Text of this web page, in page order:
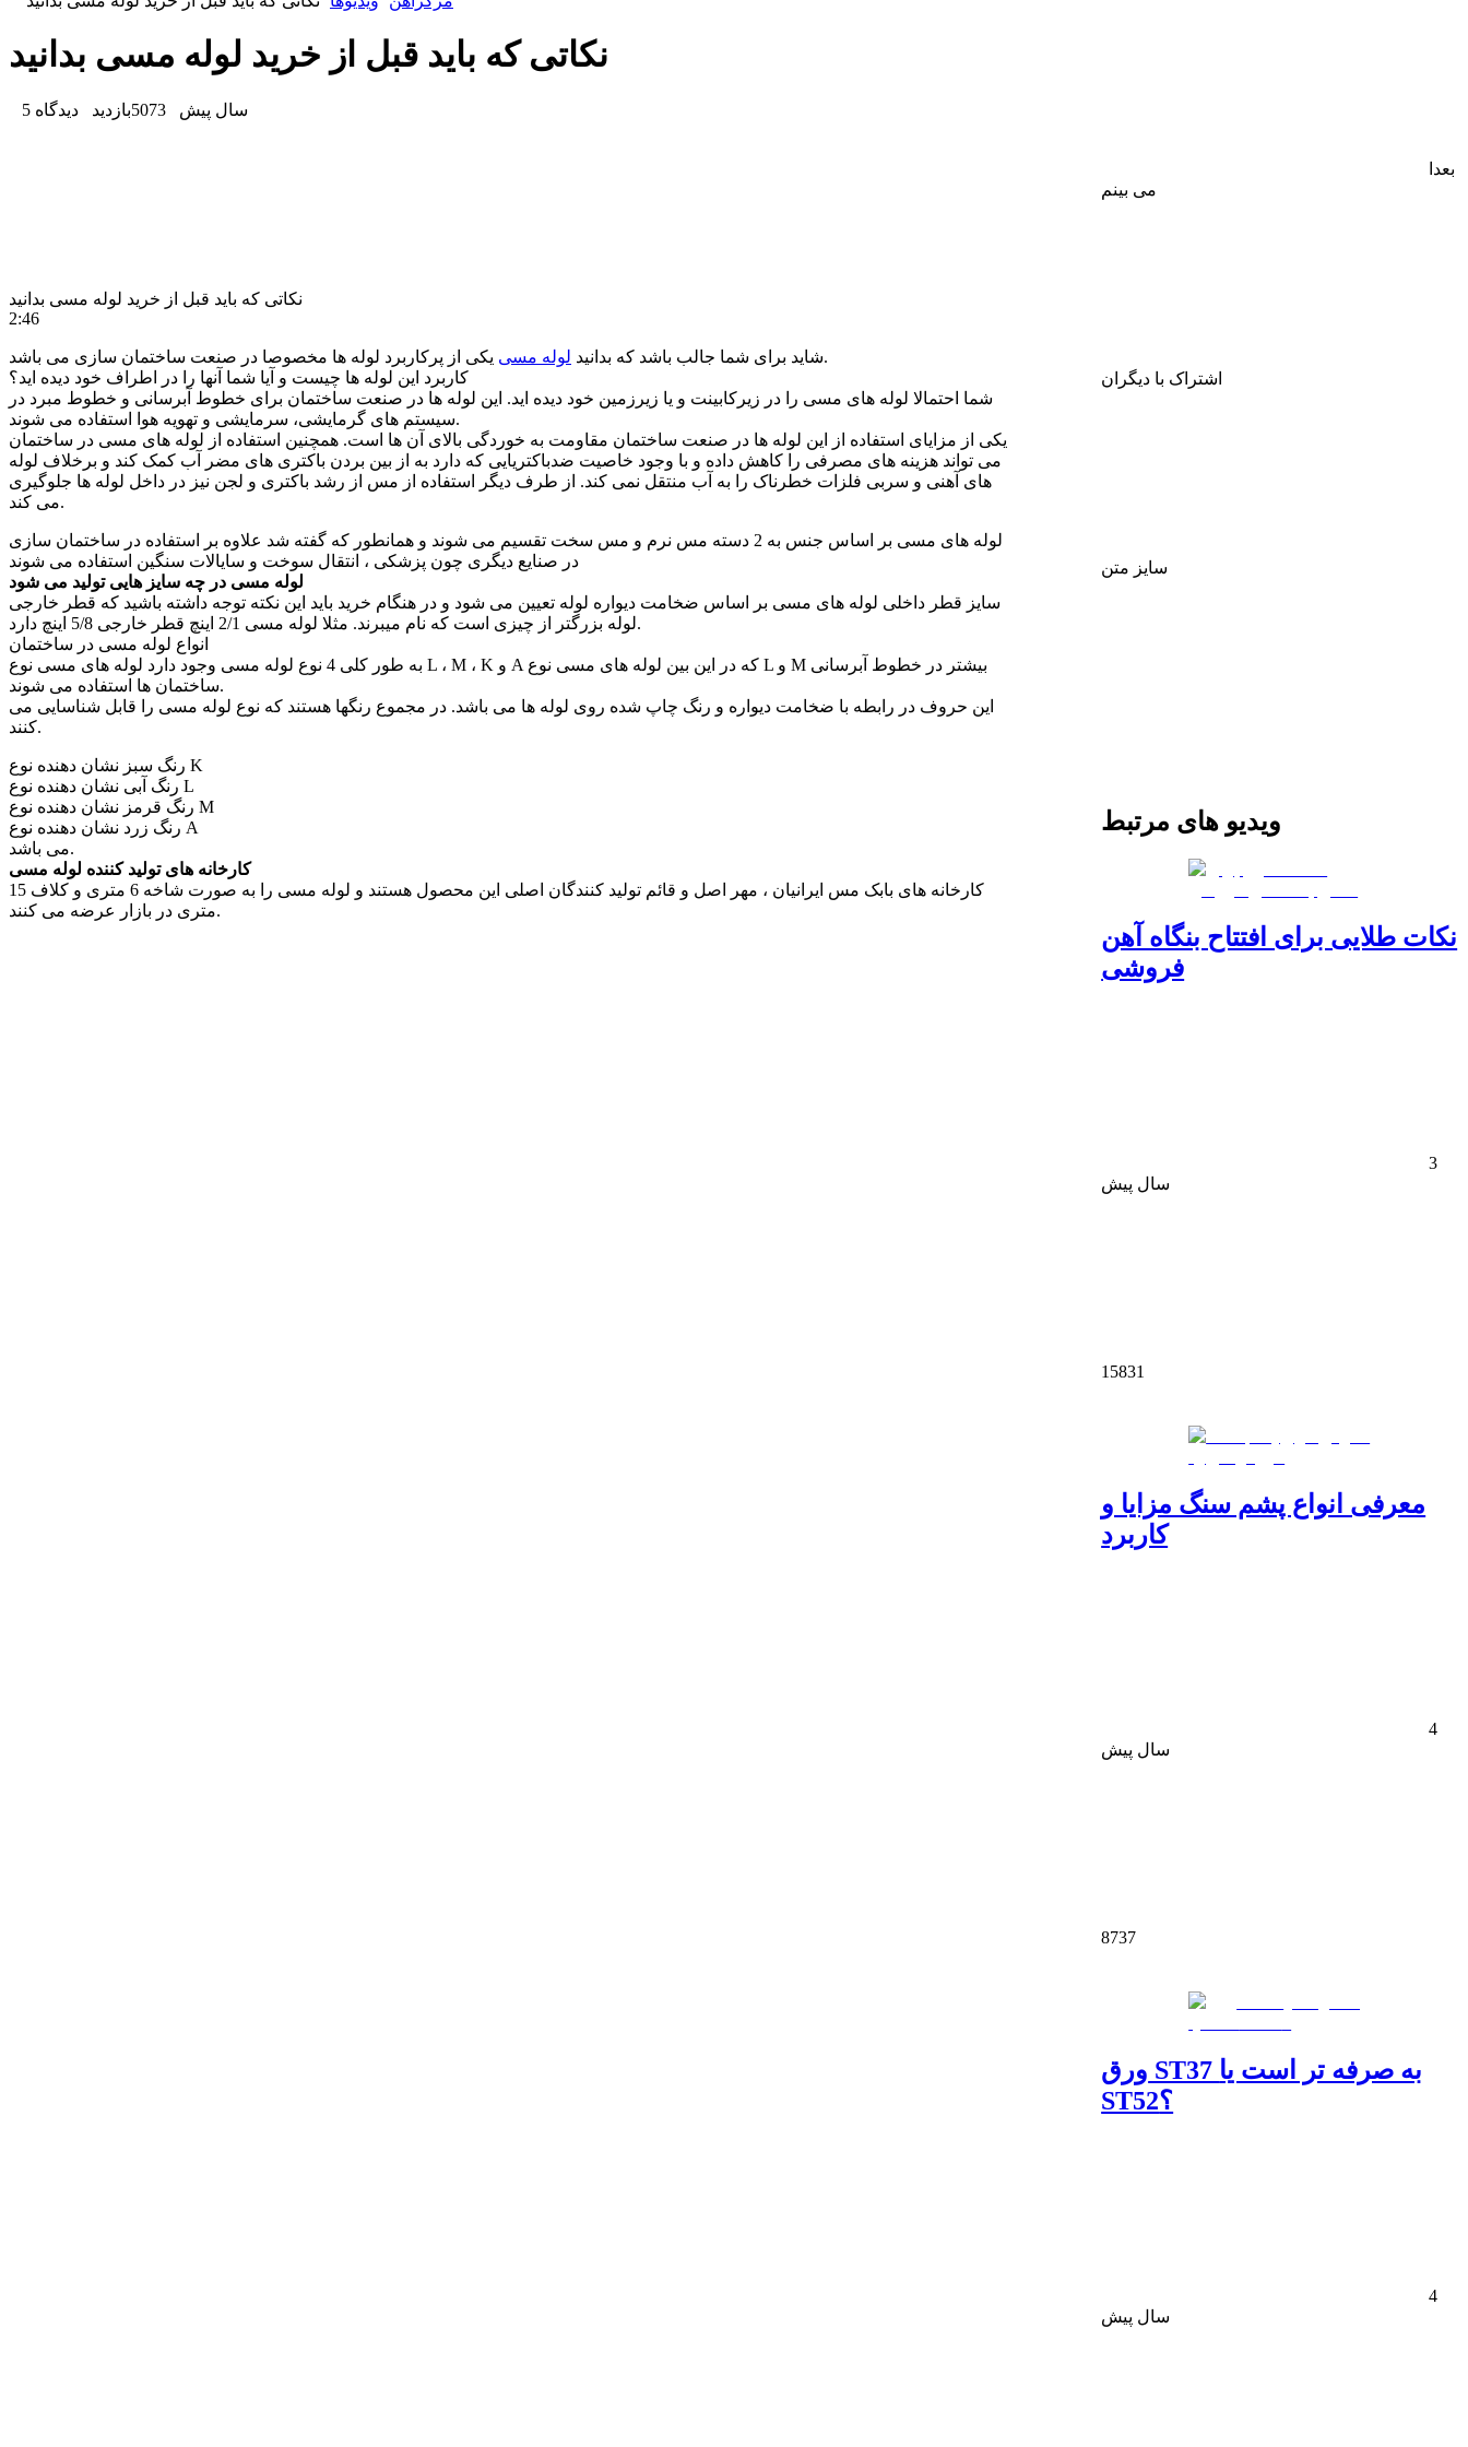
نکاتی که باید قبل از خرید لوله مسی بدانید
5 سال پیش 5073بازدید دیدگاه
نکاتی که باید قبل از خرید لوله مسی بدانید
2:46
شاید برای شما جالب باشد که بدانید لوله مسی
یکی از پرکاربرد لوله ها مخصوصا در صنعت ساختمان سازی می باشد.
کاربرد این لوله ها چیست و آیا شما آنها را در اطراف خود دیده اید؟
شما احتمالا لوله های مسی را در زیرکابینت و یا زیرزمین خود دیده اید. این لوله ها در صنعت ساختمان برای خطوط آبرسانی و خطوط مبرد در
سیستم های گرمایشی، سرمایشی و تهویه هوا استفاده می شوند.
یکی از مزایای استفاده از این لوله ها در صنعت ساختمان مقاومت به خوردگی بالای آن ها است. همچنین استفاده از لوله های مسی در ساختمان
می تواند هزینه های مصرفی را کاهش داده و با وجود خاصیت ضدباکتریایی که دارد به از بین بردن باکتری های مضر آب کمک کند و برخلاف لوله
های آهنی و سربی فلزات خطرناک را به آب منتقل نمی کند. از طرف دیگر استفاده از مس از رشد باکتری و لجن نیز در داخل لوله ها جلوگیری
می کند.
لوله های مسی بر اساس جنس به 2 دسته مس نرم و مس سخت تقسیم می شوند و همانطور که گفته شد علاوه بر استفاده در ساختمان سازی
در صنایع دیگری چون پزشکی ، انتقال سوخت و سایالات سنگین استفاده می شوند
لوله مسی در چه سایز هایی تولید می شود
سایز قطر داخلی لوله های مسی بر اساس ضخامت دیواره لوله تعیین می شود و در هنگام خرید باید این نکته توجه داشته باشید که قطر خارجی
لوله بزرگتر از چیزی است که نام میبرند. مثلا لوله مسی 2/1 اینچ قطر خارجی 5/8 اینچ دارد.
انواع لوله مسی در ساختمان
به طور کلی 4 نوع لوله مسی وجود دارد لوله های مسی نوع L ، M ، K و A که در این بین لوله های مسی نوع L و M بیشتر در خطوط آبرسانی
ساختمان ها استفاده می شوند.
این حروف در رابطه با ضخامت دیواره و رنگ چاپ شده روی لوله ها می باشد. در مجموع رنگها هستند که نوع لوله مسی را قابل شناسایی می
کنند.
رنگ سبز نشان دهنده نوع K
رنگ آبی نشان دهنده نوع L
رنگ قرمز نشان دهنده نوع M
رنگ زرد نشان دهنده نوع A
می باشد.
کارخانه های تولید کننده لوله مسی
کارخانه های بابک مس ایرانیان ، مهر اصل و قائم تولید کنندگان اصلی این محصول هستند و لوله مسی را به صورت شاخه 6 متری و کلاف 15
متری در بازار عرضه می کنند.
بعدا
می بینم
اشتراک با دیگران
سایز متن
ویدیو های مرتبط
نکات طلایی برای افتتاح بنگاه آهن
فروشی
3
سال پیش
15831
معرفی انواع پشم سنگ مزایا و
کاربرد
4
سال پیش
8737
ورق ST37 به صرفه تر است یا
ST52؟
4
سال پیش